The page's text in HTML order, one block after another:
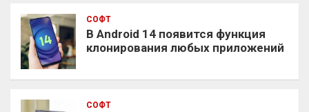
СОФТ
В Android 14 появится функция
клонирования любых приложений
СОФТ